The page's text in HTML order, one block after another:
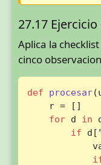
27.17
Aplica la
cinco
def procesar(
    r = []
for d in
if d[